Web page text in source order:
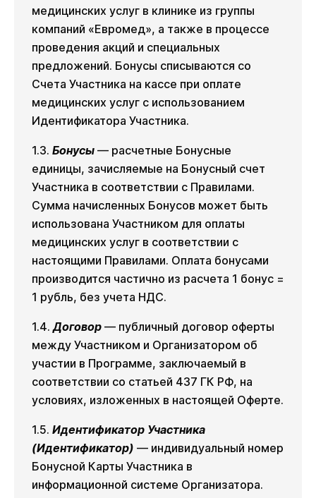
медицинских услуг в клинике из группы
компаний «Евромед», а также в процессе
проведения акций и специальных
предложений. Бонусы списываются со
Счета Участника на кассе при оплате
медицинских услуг с использованием
Идентификатора Участника.
1.3. Бонусы — расчетные Бонусные
единицы, зачисляемые на Бонусный счет
Участника в соответствии с Правилами.
Сумма начисленных Бонусов может быть
использована Участником для оплаты
медицинских услуг в соответствии с
настоящими Правилами. Оплата бонусами
производится частично из расчета 1 бонус =
1 рубль, без учета НДС.
1.4.Договор — публичный договор оферты
между Участником и Организатором об
участии в Программе, заключаемый в
соответствии со статьей 437 ГК РФ, на
условиях, изложенных в настоящей Оферте.
1.5. Идентификатор Участника
(Идентификатор) — индивидуальный номер
Бонусной Карты Участника в
информационной системе Организатора.